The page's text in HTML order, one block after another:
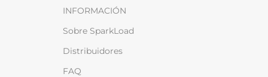
INFORMACIÓN
Sobre SparkLoad
Distribuidores
FAQ